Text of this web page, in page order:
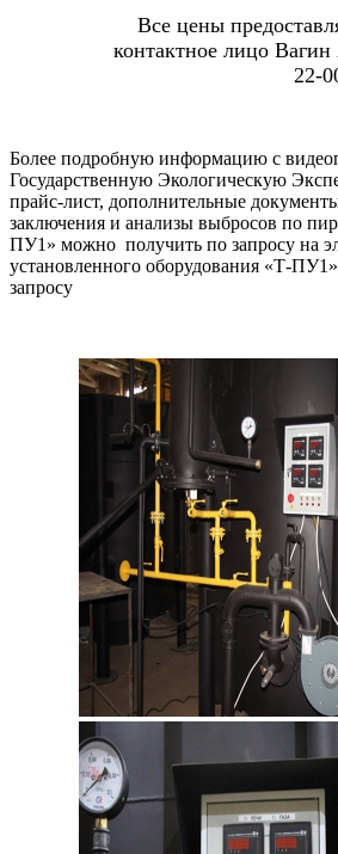
Все цены
контактное лицо
22-
Более подробную информацию с
Государственную Экологическую
прайс-лист, дополнительные
заключения и анализы выбросов по
ПУ1» можно получить по запросу на
установленного оборудования «Т-
запросу